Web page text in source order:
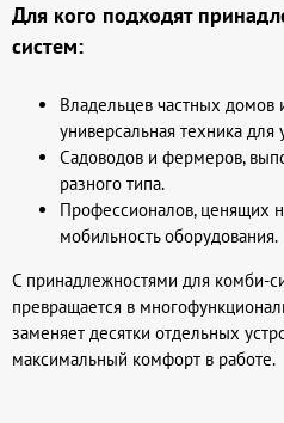
Для кого подходят
систем:
Владельцев частных домов
универсальная техника для
Садоводов и фермеров,
разного типа.
Профессионалов, ценящих
мобильность оборудования.
С принадлежностями для комби-
превращается в
заменяет десятки отдельных
максимальный комфорт в работе.